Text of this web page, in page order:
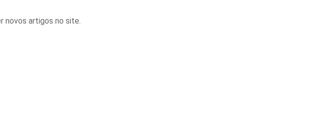
novos artigos no site.